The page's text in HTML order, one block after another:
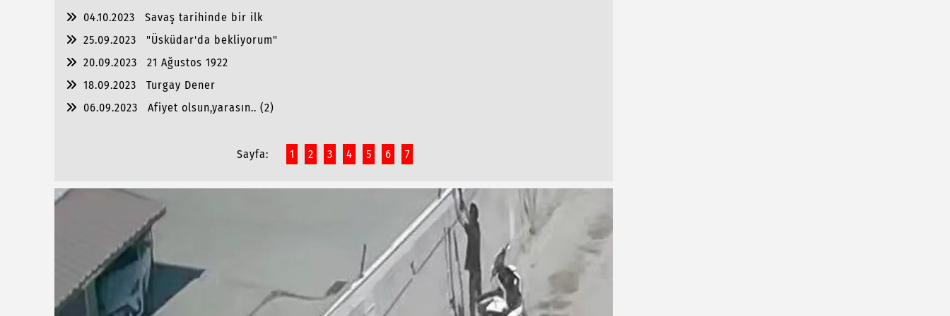
04.10.2023
Savaş tarihinde bir ilk
25.09.2023
"Üsküdar'da bekliyorum"
20.09.2023
21 Ağustos 1922
18.09.2023
Turgay Dener
06.09.2023
Afiyet olsun,yarasın.. (2)
Sayfa: 1 2 3 4 5 6 7